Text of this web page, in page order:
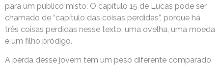
para um público misto. O capítulo 15 de Lucas pode ser
chamado de “capítulo das coisas perdidas”, porque há
três coisas perdidas nesse texto: uma ovelha, uma moeda
e um filho pródigo.
A perda desse jovem tem um peso diferente comparado